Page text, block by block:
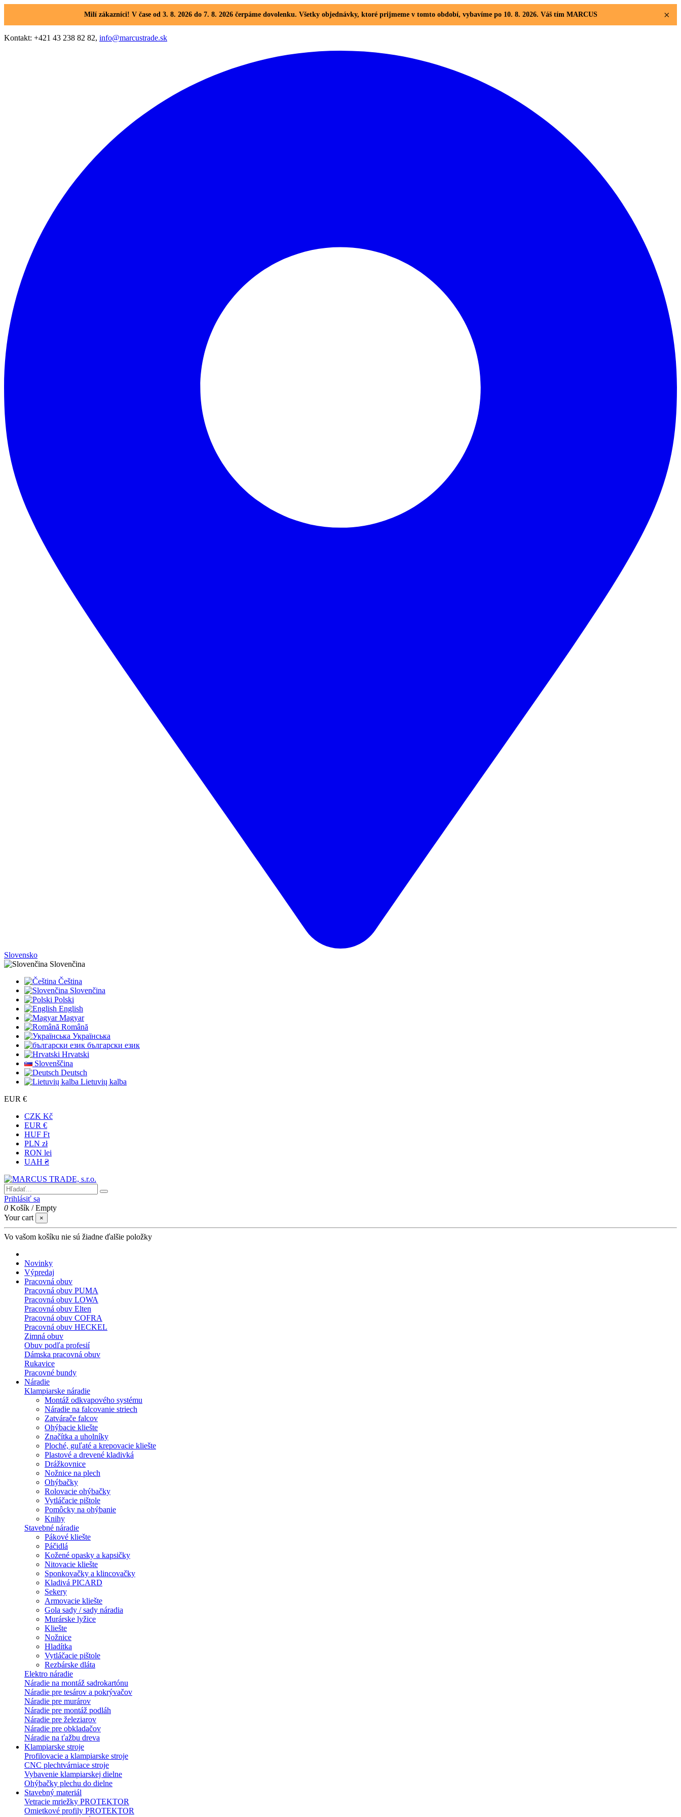
Milí zákazníci! V čase od 3. 8. 2026 do 7. 8. 2026 čerpáme dovolenku. Všetky objednávky, ktoré prijmeme v tomto období, vybavíme po 10. 8. 2026. Váš tím MARCUS ×
Kontakt: +421 43 238 82 82, info@marcustrade.sk
Slovensko
Slovenčina
Čeština
Slovenčina
Polski
English
Magyar
Română
Українська
български език
Hrvatski
Slovenščina
Deutsch
Lietuvių kalba
EUR €
CZK Kč
EUR €
HUF Ft
PLN zł
RON lei
UAH ₴
Prihlásiť sa
0 Košík /Empty
Your cart
×
Vo vašom košíku nie sú žiadne ďalšie položky
Novinky
Výpredaj
Pracovná obuv
Pracovná obuv PUMA
Pracovná obuv LOWA
Pracovná obuv Elten
Pracovná obuv COFRA
Pracovná obuv HECKEL
Zimná obuv
Obuv podľa profesií
Dámska pracovná obuv
Rukavice
Pracovné bundy
Náradie
Klampiarske náradie
Montáž odkvapového systému
Náradie na falcovanie striech
Zatvárače falcov
Ohýbacie kliešte
Značítka a uholníky
Ploché, guľaté a krepovacie kliešte
Plastové a drevené kladivká
Drážkovnice
Nožnice na plech
Ohýbačky
Rolovacie ohýbačky
Vytláčacie pištole
Pomôcky na ohýbanie
Knihy
Stavebné náradie
Pákové kliešte
Páčidlá
Kožené opasky a kapsičky
Nitovacie kliešte
Sponkovačky a klincovačky
Kladivá PICARD
Sekery
Armovacie kliešte
Gola sady / sady náradia
Murárske lyžice
Kliešte
Nožnice
Hladítka
Vytláčacie pištole
Rezbárske dláta
Elektro náradie
Náradie na montáž sadrokartónu
Náradie pre tesárov a pokrývačov
Náradie pre murárov
Náradie pre montáž podláh
Náradie pre železiarov
Náradie pre obkladačov
Náradie na ťažbu dreva
Klampiarske stroje
Profilovacie a klampiarske stroje
CNC plechtvárniace stroje
Vybavenie klampiarskej dielne
Ohýbačky plechu do dielne
Stavebný materiál
Vetracie mriežky PROTEKTOR
Omietkové profily PROTEKTOR